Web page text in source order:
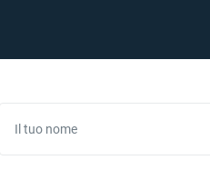
Il tuo nome